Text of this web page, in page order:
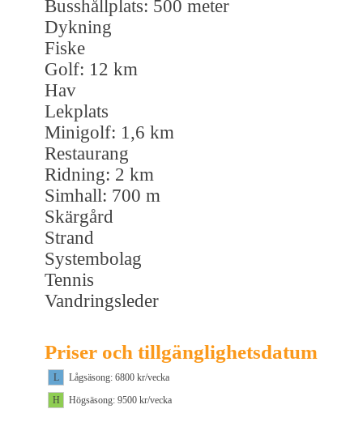
Busshållplats: 500 meter
Dykning
Fiske
Golf: 12 km
Hav
Lekplats
Minigolf: 1,6 km
Restaurang
Ridning: 2 km
Simhall: 700 m
Skärgård
Strand
Systembolag
Tennis
Vandringsleder
Priser och tillgänglighetsdatum
L
Lågsäsong: 6800 kr/vecka
H
Högsäsong: 9500 kr/vecka